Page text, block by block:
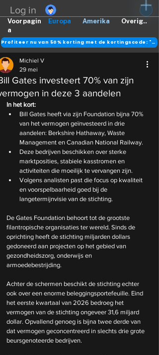
Log in
Europa Amerika Overig..
Voorpagin
a
Profiteer nu van 50% korting met de kortingscode: "DANK"
Gates investeert 70% van zijn
in deze 3 aandelen
Michiel V
29 mei
In het kort:
Bill Gates heeft via zijn Foundation bijna 70%
van het vermogen geïnvesteerd in drie
aandelen: Berkshire Hathaway, Waste
Management en Canadian National Railway.
Deze bedrijven beschikken over sterke
marktposities, stabiele kasstromen en
activiteiten die moeilijk te vervangen zijn.
Volgens analisten past die focus op kwaliteit
en voorspelbaarheid goed bij de
langetermijnvisie van de stichting.
De Gates Foundation behoort tot de grootste
filantropische organisaties ter wereld. Sinds de
oprichting heeft de stichting miljarden dollars
gedoneerd aan projecten op het gebied van
gezondheidszorg, onderwijs en
armoedebestrijding.
Achter de schermen beschikt de stichting echter
ook over een enorme beleggingsportefeuille. Eind
het eerste kwartaal van 2026 bedroeg het
vermogen van de stichting ongeveer 31,6 miljard
dollar. Opvallend genoeg is bijna twee derde van
dat vermogen geconcentreerd in slechts drie grote
beursgenoteerde bedrijven.